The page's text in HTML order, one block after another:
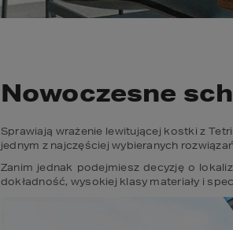
Nowoczesne
Sprawiają wrażenie lewitującej kostki z
jednym z najczęściej wybieranych
Zanim jednak podejmiesz decyzję o
dokładność, wysokiej klasy materiały i